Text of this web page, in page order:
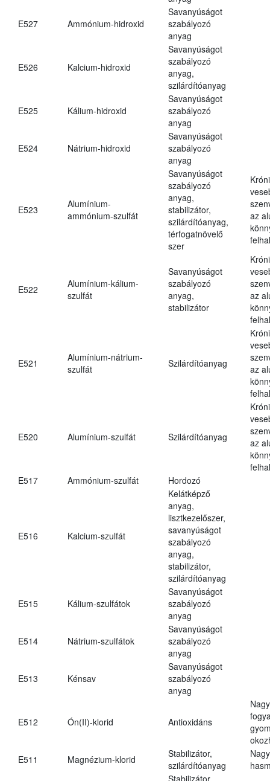
E527 Ammónium-hidroxid
Savanyúságot
szabályozó
anyag
E526 Kalcium-hidroxid
Savanyúságot
szabályozó
anyag,
szilárdítóanyag
E525 Kálium-hidroxid
Savanyúságot
szabályozó
anyag
E524 Nátrium-hidroxid
Savanyúságot
szabályozó
anyag
E523
Alumínium-
ammónium-szulfát
Savanyúságot
szabályozó
anyag,
stabilizátor,
szilárdítóanyag,
térfogatnövelő
szer
az
E522
Alumínium-kálium-
szulfát
Savanyúságot
szabályozó
anyag,
stabilizátor
az
E521
Alumínium-nátrium-
szulfát
Szilárdítóanyag
az
E520 Alumínium-szulfát Szilárdítóanyag
az
E517
Ammónium-szulfát Hordozó
E516 Kalcium-szulfát
Kelátképző
anyag,
lisztkezelőszer,
savanyúságot
szabályozó
anyag,
stabilizátor,
szilárdítóanyag
E515 Kálium-szulfátok
Savanyúságot
szabályozó
anyag
E514 Nátrium-szulfátok
Savanyúságot
szabályozó
anyag
E513 Kénsav
Savanyúságot
szabályozó
anyag
E512 Ón(II)-klorid Antioxidáns
E511
Magnézium-klorid
Stabilizátor,
szilárdítóanyag
Stabilizátor,